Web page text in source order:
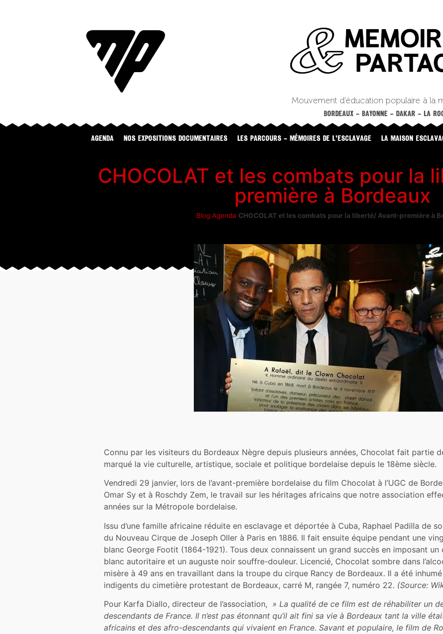
Mouvement d’éducation populaire à la
BORDEAUX – BAYONNE – DAKAR – LA
Agenda NOS EXPOSITIONS DOCUMENTAIRES LES PARCOURS – MÉMOIRES DE L’ESCLAVAGE LA MAISON
CHOCOLAT et les combats pour la
première à Bordeaux
Blog Agenda CHOCOLAT et les combats pour la liberté/ Avant-première à
Connu par les visiteurs du Bordeaux Nègre depuis plusieurs années, Chocolat fait partie
marqué la vie culturelle, artistique, sociale et politique bordelaise depuis le 18ème siècle.
Vendredi 29 janvier, lors de l’avant-première bordelaise du film Chocolat à l’UGC de
Omar Sy et à Roschdy Zem, le travail sur les héritages africains que notre association
années sur la Métropole bordelaise.
Issu d’une famille africaine réduite en esclavage et déportée à Cuba, Raphael Padilla de
du Nouveau Cirque de Joseph Oller à Paris en 1886. Il fait ensuite équipe pendant une
blanc George Footit (1864-1921). Tous deux connaissent un grand succès en imposant
blanc autoritaire et un auguste noir souffre-douleur. Licencié, Chocolat sombre dans
misère à 49 ans en travaillant dans la troupe du cirque Rancy de Bordeaux. Il a été
indigents du cimetière protestant de Bordeaux, carré M, rangée 7, numéro 22. (Source:
Pour Karfa Diallo, directeur de l’association, » La qualité de ce film est de réhabiliter un
descendants de France. Il n’est pas étonnant qu’il ait fini sa vie à Bordeaux tant la ville
africains et des afro-descendants qui vivaient en France. Savant et populaire, le film de